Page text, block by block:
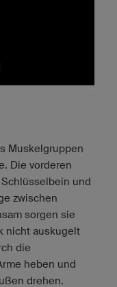
Muskelgruppen
Die vorderen
und
zwischen
sorgen sie
nicht auskugelt
die
heben und
drehen.